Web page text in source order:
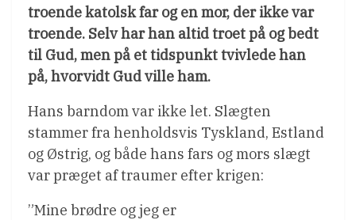
troende katolsk far og en mor, der ikke var
troende. Selv har han altid troet på og bedt
til Gud, men på et tidspunkt tvivlede han
på, hvorvidt Gud ville ham.
Hans barndom var ikke let. Slægten
stammer fra henholdsvis Tyskland, Estland
og Østrig, og både hans fars og mors slægt
var præget af traumer efter krigen:
”Mine brødre og jeg er